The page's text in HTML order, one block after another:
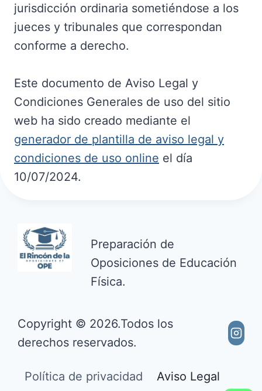
jurisdicción ordinaria sometiéndose a los
jueces y tribunales que correspondan
conforme a derecho.
Este documento de Aviso Legal y
Condiciones Generales de uso del sitio
web ha sido creado mediante el
generador de plantilla de aviso legal y
condiciones de uso online el día
10/07/2024.
Preparación de
Oposiciones de Educación
Física.
Copyright © 2026.Todos los
derechos reservados.
Política de privacidad Aviso Legal